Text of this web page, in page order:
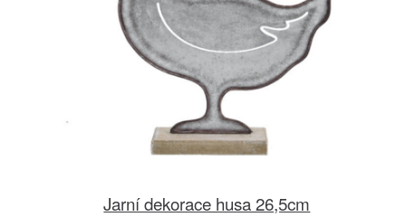
Jarní dekorace husa 26,5cm